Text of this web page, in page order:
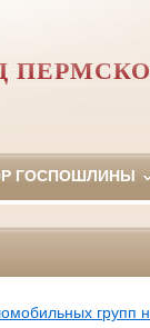
ГОСПОШЛИНЫ
групп